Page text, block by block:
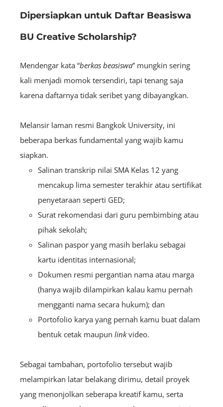
Dipersiapkan untuk Daftar Beasiswa
BU Creative Scholarship?
Mendengar kata “berkas beasiswa” mungkin sering
kali menjadi momok tersendiri, tapi tenang saja
karena daftarnya tidak seribet yang dibayangkan.
Melansir laman resmi Bangkok University, ini
beberapa berkas fundamental yang wajib kamu
siapkan.
Salinan transkrip nilai SMA Kelas 12 yang
mencakup lima semester terakhir atau sertifikat
penyetaraan seperti GED;
Surat rekomendasi dari guru pembimbing atau
pihak sekolah;
Salinan paspor yang masih berlaku sebagai
kartu identitas internasional;
Dokumen resmi pergantian nama atau marga
(hanya wajib dilampirkan kalau kamu pernah
mengganti nama secara hukum); dan
Portofolio karya yang pernah kamu buat dalam
bentuk cetak maupun linkvideo.
Sebagai tambahan, portofolio tersebut wajib
melampirkan latar belakang dirimu, detail proyek
yang menonjolkan seberapa kreatif kamu, serta